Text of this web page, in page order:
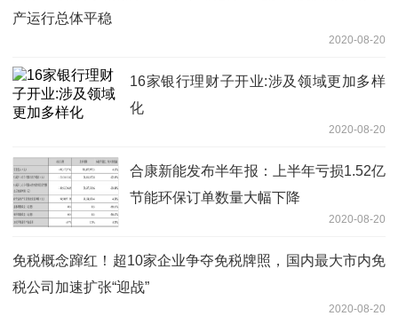
产运行总体平稳
2020-08-20
16家银行理财子开业:涉及领域更加多样
化
2020-08-20
合康新能发布半年报：上半年亏损1.52亿
节能环保订单数量大幅下降
2020-08-20
免税概念蹿红！超10家企业争夺免税牌照，国内最大市内免
税公司加速扩张“迎战”
2020-08-20